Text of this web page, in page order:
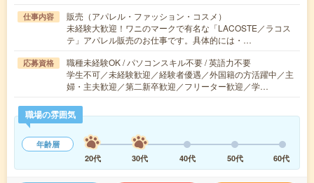
仕事内容
販売（アパレル・ファッション・コスメ）
未経験大歓迎！ワニのマークで有名な「LACOSTE／ラコス
テ」アパレル販売のお仕事です。具体的には・…
応募資格
職種未経験OK / パソコンスキル不要 / 英語力不要
学生不可／未経験歓迎／経験者優遇／外国籍の方活躍中／主
婦・主夫歓迎／第二新卒歓迎／フリーター歓迎／学…
職場の雰囲気
年齢層
20代
30代 40代 50代 60代